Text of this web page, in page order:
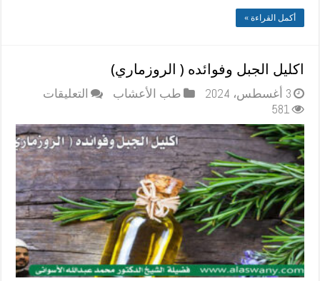
أكمل القراءة »
اكليل الجبل وفوائده ( الروزماري)
3 أغسطس، 2024 طب الأعشاب التعليقات
الجبل
وفوائده
(
مغلقة
581